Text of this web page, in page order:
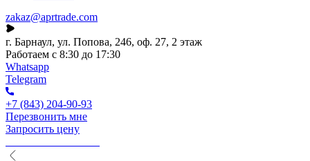
zakaz@aprtrade.com
г. Барнаул, ул. Попова, 246, оф. 27, 2 этаж
Работаем с 8:30 до 17:30
Whatsapp
Telegram
+7 (843) 204-90-93
Перезвонить мне
Запросить цену